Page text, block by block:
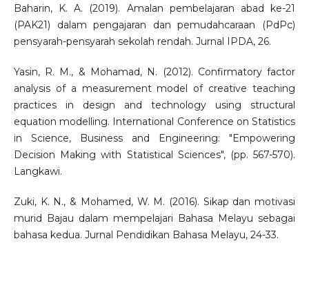
Baharin, K. A. (2019). Amalan pembelajaran abad ke-21
(PAK21) dalam pengajaran dan pemudahcaraan (PdPc)
pensyarah-pensyarah sekolah rendah. Jurnal IPDA, 26.
Yasin, R. M., & Mohamad, N. (2012). Confirmatory factor
analysis of a measurement model of creative teaching
practices in design and technology using structural
equation modelling. International Conference on Statistics
in Science, Business and Engineering: "Empowering
Decision Making with Statistical Sciences", (pp. 567-570).
Langkawi.
Zuki, K. N., & Mohamed, W. M. (2016). Sikap dan motivasi
murid Bajau dalam mempelajari Bahasa Melayu sebagai
bahasa kedua. Jurnal Pendidikan Bahasa Melayu, 24-33.